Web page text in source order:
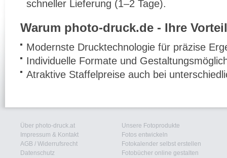
schneller Lieferung (1–2 Tage).
Warum photo-druck.de - Ihre
Modernste Drucktechnologie für präzise
Individuelle Formate und
Atraktive Staffelpreise auch bei
Über photo-druck.at
Impressum & Kontakt
AGB / Widerrufsrecht
Datenschutz
Unsere Fotoprodukte
Fotos entwickeln
Fotokalender selbst erstellen
Fotobücher online gestalten